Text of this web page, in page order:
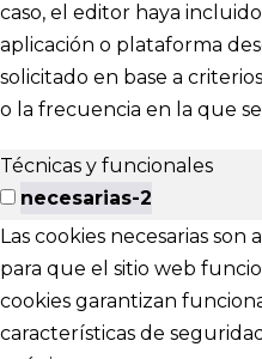
caso, el editor haya
aplicación o plataforma
solicitado en base a
o la frecuencia en la que
Técnicas y funcionales
necesarias-2
Las cookies necesarias
para que el sitio web
cookies garantizan
características de